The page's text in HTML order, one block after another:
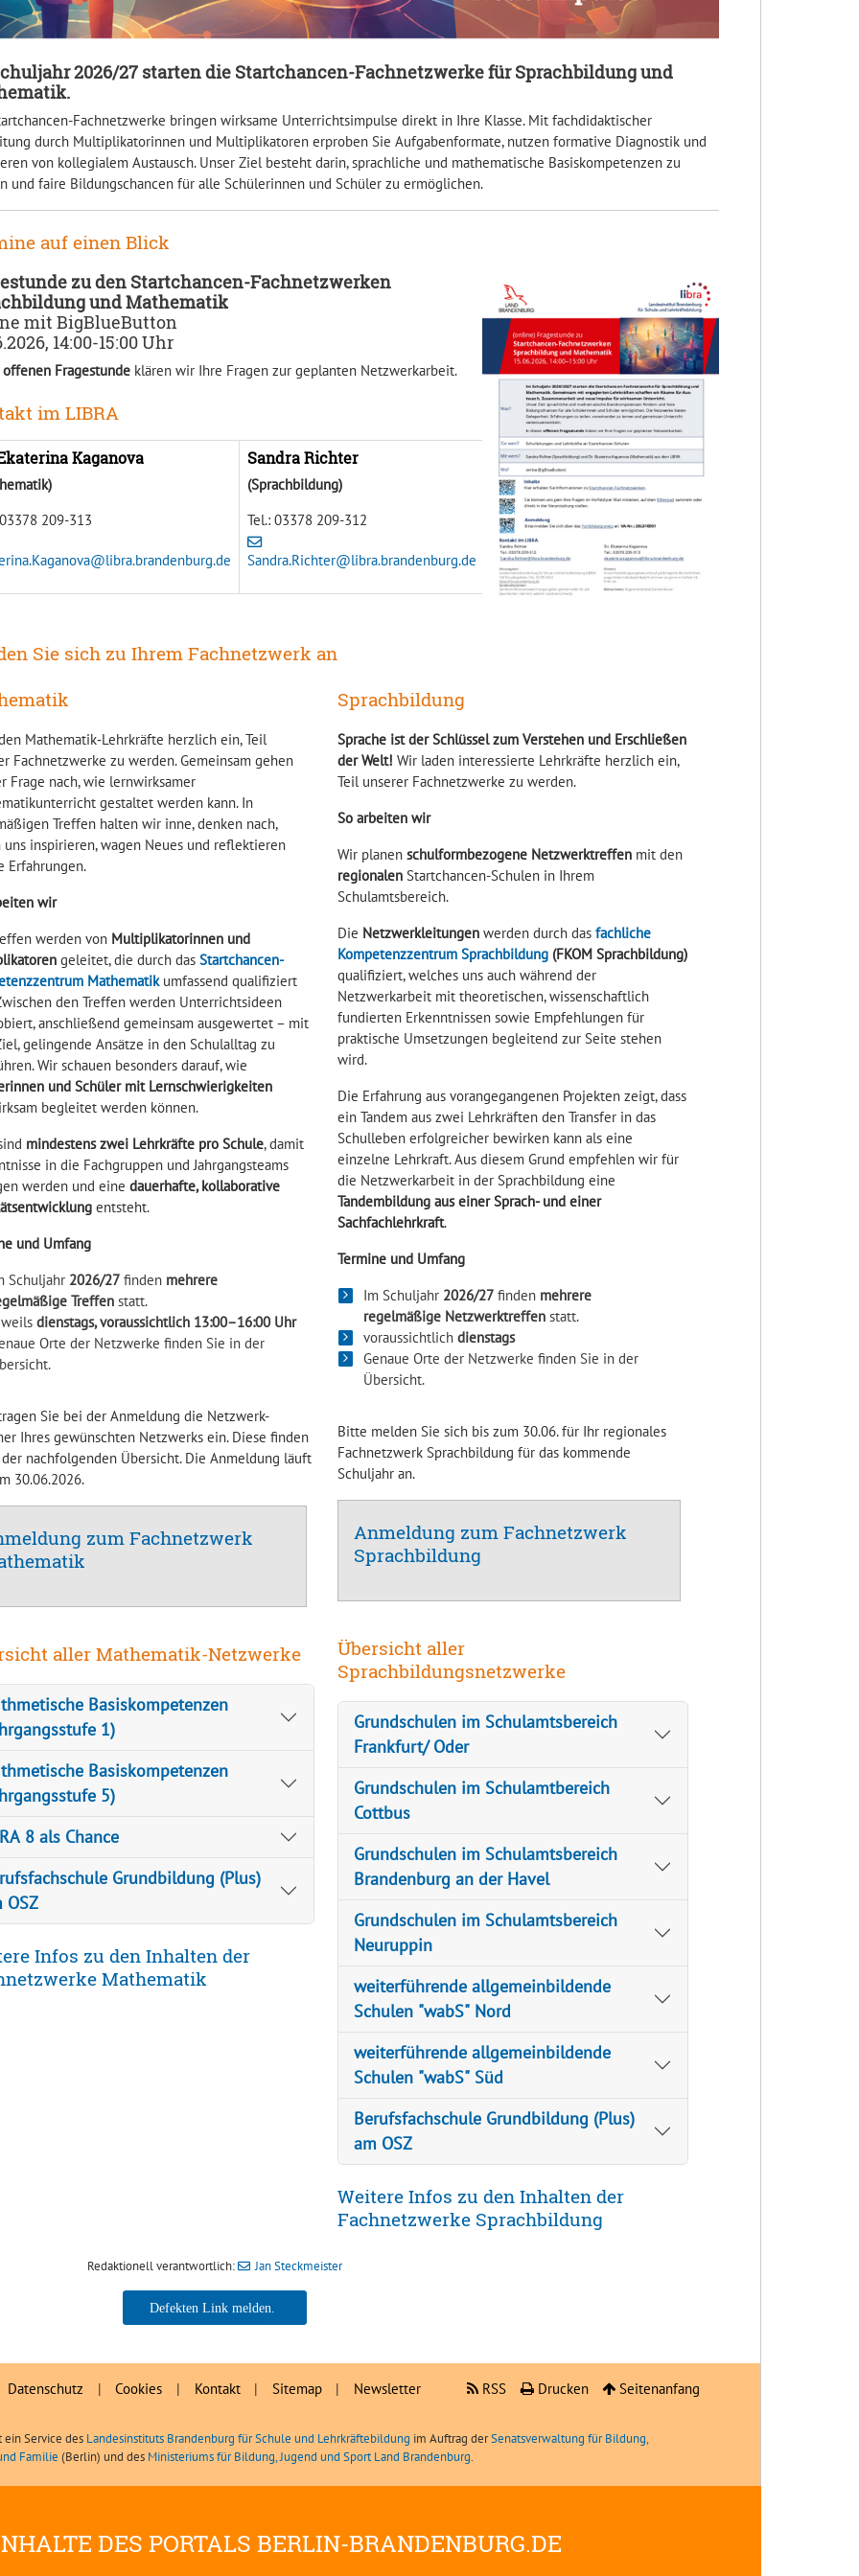
2026/27 starten die Startchancen-Fachnetzwerke für Sprachbildung und
Fachnetzwerke bringen wirksame Unterrichtsimpulse direkt in Ihre Klasse. Mit fachdidaktischer
durch Multiplikatorinnen und Multiplikatoren erproben Sie Aufgabenformate, nutzen formative Diagnostik und
von kollegialem Austausch. Unser Ziel besteht darin, sprachliche und mathematische Basiskompetenzen zu
und faire Bildungschancen für alle Schülerinnen und Schüler zu ermöglichen.
auf einen Blick
zu den Startchancen-Fachnetzwerken
und Mathematik
mit BigBlueButton
14:00-15:00 Uhr
offenen Fragestunde klären wir Ihre Fragen zur geplanten Netzwerkarbeit.
im LIBRA
Kaganova
209-313
Sandra Richter
(Sprachbildung)
Tel.: 03378 209-312
Sandra.Richter@libra.brandenburg.de
Sie sich zu Ihrem Fachnetzwerk an
Mathematik‑Lehrkräfte herzlich ein, Teil
Fachnetzwerke zu werden. Gemeinsam gehen
Frage nach, wie lernwirksamer
gestaltet werden kann. In
Treffen halten wir inne, denken nach,
uns inspirieren, wagen Neues und reflektieren
Erfahrungen.
wir
werden von Multiplikatorinnen und
geleitet, die durch das Startchancen-
Mathematik umfassend qualifiziert
den Treffen werden Unterrichtsideen
anschließend gemeinsam ausgewertet – mit
gelingende Ansätze in den Schulalltag zu
Wir schauen besonders darauf, wie
und Schüler mit Lernschwierigkeiten
begleitet werden können.
mindestens zwei Lehrkräfte pro Schule, damit
in die Fachgruppen und Jahrgangsteams
werden und eine dauerhafte, kollaborative
entsteht.
und Umfang
Schuljahr 2026/27finden mehrere
Treffenstatt.
dienstags, voraussichtlich 13:00–16:00 Uhr
Orte der Netzwerke finden Sie in der
Sie bei der Anmeldung die Netzwerk-
Ihres gewünschten Netzwerks ein. Diese finden
nachfolgenden Übersicht. Die Anmeldung läuft
30.06.2026.
zum Fachnetzwerk
aller Mathematik-Netzwerke
Basiskompetenzen
1)
Basiskompetenzen
5)
8 als Chance
Grundbildung (Plus)
OSZ
Infos zu den Inhalten der
Mathematik
Sprachbildung
Sprache ist der Schlüssel zum Verstehen und Erschließen
der Welt! Wir laden interessierte Lehrkräfte herzlich ein,
Teil unserer Fachnetzwerke zu werden.
So arbeiten wir
Wir planen schulformbezogene Netzwerktreffen mit den
regionalenStartchancen-Schulen in Ihrem
Schulamtsbereich.
Die Netzwerkleitungen werden durch das fachliche
Kompetenzzentrum Sprachbildung (FKOM Sprachbildung)
qualifiziert, welches uns auch während der
Netzwerkarbeit mit theoretischen, wissenschaftlich
fundierten Erkenntnissen sowie Empfehlungen für
praktische Umsetzungen begleitend zur Seite stehen
wird.
Die Erfahrung aus vorangegangenen Projekten zeigt, dass
ein Tandem aus zwei Lehrkräften den Transfer in das
Schulleben erfolgreicher bewirken kann als eine
einzelne Lehrkraft. Aus diesem Grund empfehlen wir für
die Netzwerkarbeit in der Sprachbildung eine
Tandembildung aus einer Sprach- und einer
Sachfachlehrkraft.
Termine und Umfang
Im Schuljahr 2026/27finden mehrere
regelmäßige Netzwerktreffen statt.
voraussichtlich dienstags
Genaue Orte der Netzwerke finden Sie in der
Übersicht.
Bitte melden Sie sich bis zum 30.06. für Ihr regionales
Fachnetzwerk Sprachbildung für das kommende
Schuljahr an.
Anmeldung zum Fachnetzwerk
Sprachbildung
Übersicht aller
Sprachbildungsnetzwerke
Grundschulen im Schulamtsbereich
Frankfurt/ Oder
Grundschulen im Schulamtbereich
Cottbus
Grundschulen im Schulamtsbereich
Brandenburg an der Havel
Grundschulen im Schulamtsbereich
Neuruppin
weiterführende allgemeinbildende
Schulen "wabS" Nord
weiterführende allgemeinbildende
Schulen "wabS" Süd
Berufsfachschule Grundbildung (Plus)
am OSZ
Weitere Infos zu den Inhalten der
Fachnetzwerke Sprachbildung
Redaktionell verantwortlich: Jan Steckmeister
Jan Steckmeister
Datenschutz | Cookies | Kontakt | Sitemap | Newsletter RSS Drucken Seitenanfang
Service des Landesinstituts Brandenburg für Schule und Lehrkräftebildung im Auftrag derSenatsverwaltung für Bildung,
Familie (Berlin) und des Ministeriums für Bildung, Jugend und Sport Land Brandenburg.
DES PORTALS BERLIN-BRANDENBURG.DE